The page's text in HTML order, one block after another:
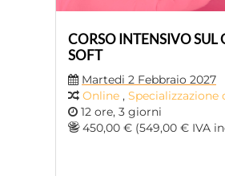
CORSO INTENSIVO SUL
SOFT
Martedi 2 Febbraio 2027
Online , Specializzazione
12 ore, 3 giorni
450,00 € (549,00 € IVA